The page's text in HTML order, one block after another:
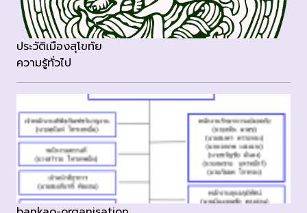
ประวัติเมืองสุโขทัย
ความรู้ทั่วไป